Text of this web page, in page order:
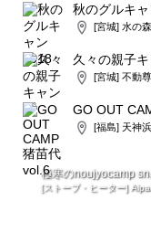
秋のグルキ
[宮城] 水の
久々の親子
[宮城] 不動
GO OUT
[福島] 天神
極寒のnoujyocamp
[ストーブ・ヒーター]